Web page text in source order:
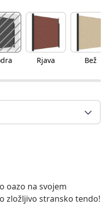
Rjava Bež
oazo na svojem
zložljivo stransko tendo!